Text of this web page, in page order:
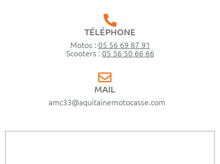
TÉLÉPHONE
Motos : 05 56 69 87 91
Scooters : 05 56 50 66 66
MAIL
amc33@aquitainemotocasse.com